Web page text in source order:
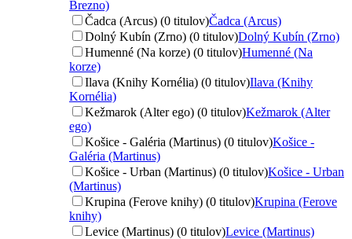
Brezno)
Čadca (Arcus) (0 titulov)Čadca (Arcus)
Dolný Kubín (Zrno) (0 titulov)Dolný Kubín (Zrno)
Humenné (Na korze) (0 titulov)Humenné (Na
korze)
Ilava (Knihy Kornélia) (0 titulov)Ilava (Knihy
Kornélia)
Kežmarok (Alter ego) (0 titulov)Kežmarok (Alter
ego)
Košice - Galéria (Martinus) (0 titulov)Košice -
Galéria (Martinus)
Košice - Urban (Martinus) (0 titulov)Košice - Urban
(Martinus)
Krupina (Ferove knihy) (0 titulov)Krupina (Ferove
knihy)
Levice (Martinus) (0 titulov)Levice (Martinus)